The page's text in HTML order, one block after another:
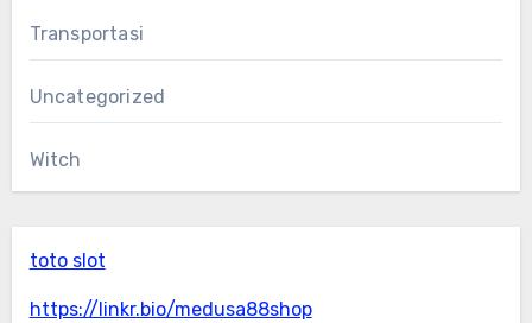
Transportasi
Uncategorized
Witch
toto slot
https://linkr.bio/medusa88shop